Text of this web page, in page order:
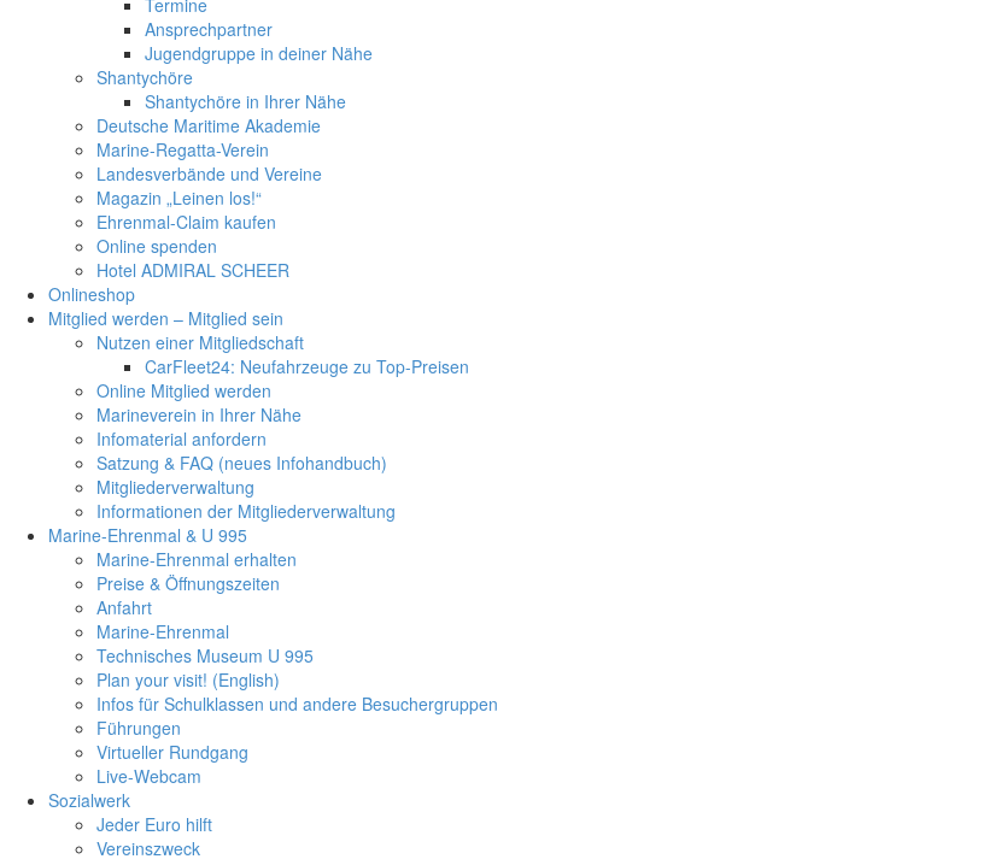
Termine
Ansprechpartner
Jugendgruppe in deiner Nähe
Shantychöre
Shantychöre in Ihrer Nähe
Deutsche Maritime Akademie
Marine-Regatta-Verein
Landesverbände und Vereine
Magazin „Leinen los!“
Ehrenmal-Claim kaufen
Online spenden
Hotel ADMIRAL SCHEER
Onlineshop
Mitglied werden – Mitglied sein
Nutzen einer Mitgliedschaft
CarFleet24: Neufahrzeuge zu Top-Preisen
Online Mitglied werden
Marineverein in Ihrer Nähe
Infomaterial anfordern
Satzung & FAQ (neues Infohandbuch)
Mitgliederverwaltung
Informationen der Mitgliederverwaltung
Marine-Ehrenmal & U 995
Marine-Ehrenmal erhalten
Preise & Öffnungszeiten
Anfahrt
Marine-Ehrenmal
Technisches Museum U 995
Plan your visit! (English)
Infos für Schulklassen und andere Besuchergruppen
Führungen
Virtueller Rundgang
Live-Webcam
Sozialwerk
Jeder Euro hilft
Vereinszweck